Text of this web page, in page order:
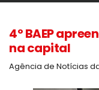
4º BAEP
na capital
Agência de Notícias da